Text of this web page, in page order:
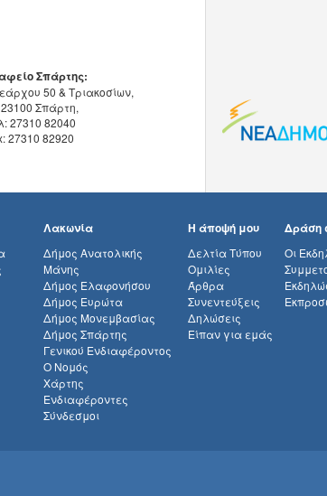
Σπάρτης:
50 & Τριακοσίων,
Σπάρτη,
27310 82040
27310 82920
Λακωνία
Δήμος Ανατολικής
Μάνης
Δήμος Ελαφονήσου
Δήμος Ευρώτα
Δήμος Μονεμβασίας
Δήμος Σπάρτης
Γενικού Ενδιαφέροντος
Ο Νομός
Χάρτης
Ενδιαφέροντες
Σύνδεσμοι
Η άποψή μου
Δελτία Τύπου
Ομιλίες
Άρθρα
Συνεντεύξεις
Δηλώσεις
Είπαν για εμάς
Δράση
Οι